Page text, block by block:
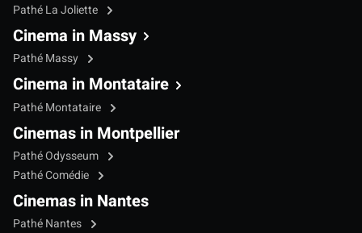
Pathé La Joliette
Cinema in Massy
Pathé Massy
Cinema in Montataire
Pathé Montataire
Cinemas in Montpellier
Pathé Odysseum
Pathé Comédie
Cinemas in Nantes
Pathé Nantes